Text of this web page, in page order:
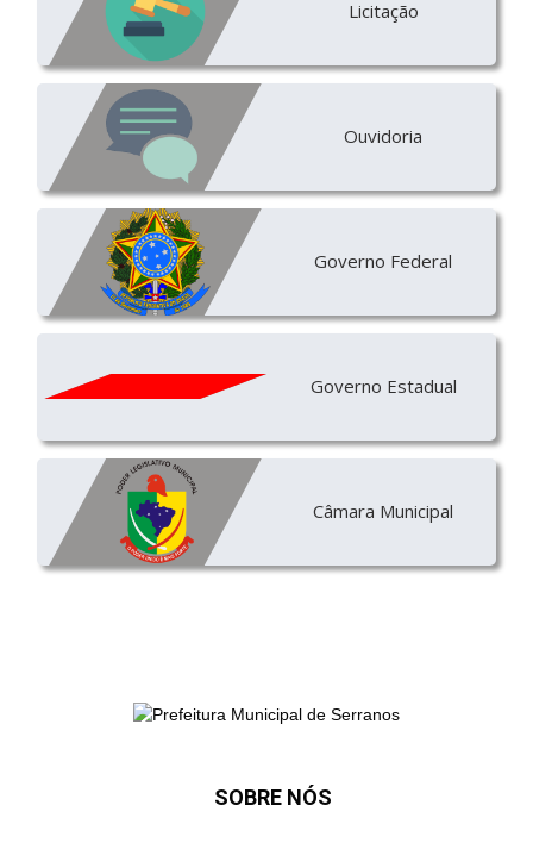
Licitação
Ouvidoria
Governo Federal
Governo Estadual
Câmara Municipal
SOBRE NÓS